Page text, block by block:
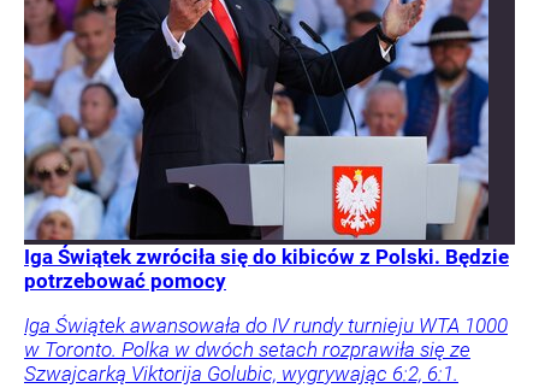
Iga Świątek zwróciła się do kibiców z Polski. Będzie
potrzebować pomocy
Iga Świątek awansowała do IV rundy turnieju WTA 1000
w Toronto. Polka w dwóch setach rozprawiła się ze
Szwajcarką Viktorija Golubic, wygrywając 6:2, 6:1.